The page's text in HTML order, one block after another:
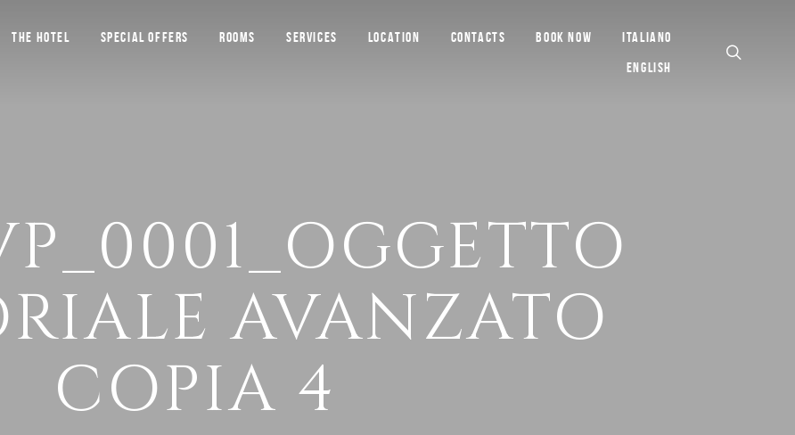
THE HOTEL SPECIAL OFFERS ROOMS SERVICES LOCATION CONTACTS BOOK NOW ITALIANO
ENGLISH
AVANZATO
COPIA 4